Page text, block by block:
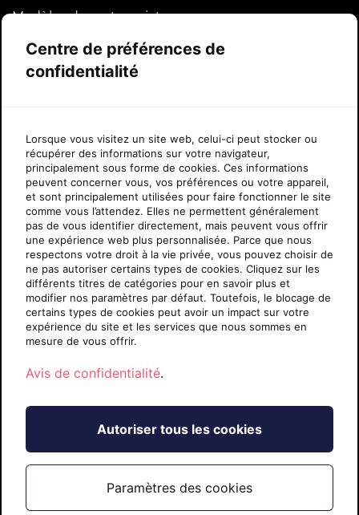
Modèles de partenariat
Programme CSP de Microsoft
Histoires à succès
À propos de Sherweb
À propos de nous
Nouvelles
Distinctions
Documentation juridique
Carrières
Contact
CA Français
X Linkedin
Facebook
Instagram
YouTube
Centre de préférences de
confidentialité
Lorsque vous visitez un site web, celui-ci peut stocker ou
récupérer des informations sur votre navigateur,
principalement sous forme de cookies. Ces informations
peuvent concerner vous, vos préférences ou votre appareil,
et sont principalement utilisées pour faire fonctionner le site
comme vous l’attendez. Elles ne permettent généralement
pas de vous identifier directement, mais peuvent vous offrir
une expérience web plus personnalisée. Parce que nous
respectons votre droit à la vie privée, vous pouvez choisir de
ne pas autoriser certains types de cookies. Cliquez sur les
différents titres de catégories pour en savoir plus et
modifier nos paramètres par défaut. Toutefois, le blocage de
certains types de cookies peut avoir un impact sur votre
expérience du site et les services que nous sommes en
mesure de vous offrir.
Avis de confidentialité.
Autoriser tous les cookies
Paramètres des cookies